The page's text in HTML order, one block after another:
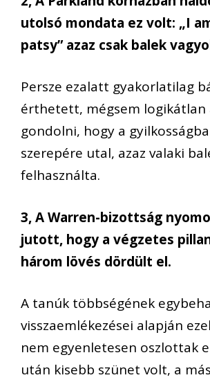
utolsó mondata ez volt: „I
patsy” azaz csak balek
Persze ezalatt gyakorlatilag
érthetett, mégsem logikátlan
gondolni, hogy a
szerepére utal, azaz valaki
felhasználta.
3, A Warren-bizottság
jutott, hogy a végzetes
három lövés dördült el.
A tanúk többségének
visszaemlékezései alapján
nem egyenletesen oszlottak
után kisebb szünet volt, a